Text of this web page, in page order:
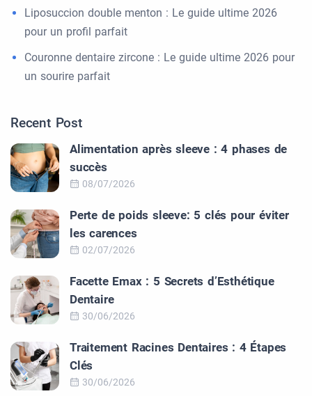
Liposuccion double menton : Le guide ultime 2026
pour un profil parfait
Couronne dentaire zircone : Le guide ultime 2026 pour
un sourire parfait
Recent Post
Alimentation après sleeve : 4 phases de
succès
08/07/2026
Perte de poids sleeve: 5 clés pour éviter
les carences
02/07/2026
Facette Emax : 5 Secrets d’Esthétique
Dentaire
30/06/2026
Traitement Racines Dentaires : 4 Étapes
Clés
30/06/2026